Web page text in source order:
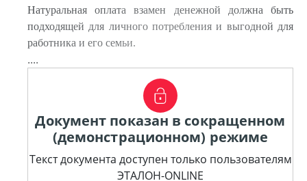
Натуральная оплата взамен денежной должна быть
подходящей для личного потребления и выгодной для
работника и его семьи.
....
Документ показан в сокращенном
(демонстрационном) режиме
Текст документа доступен только пользователям
ЭТАЛОН-ONLINE